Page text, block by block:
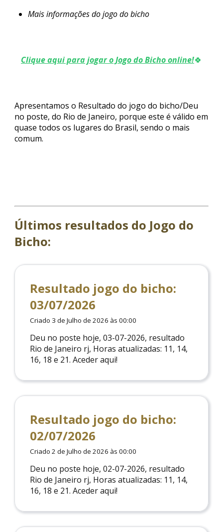
Mais informações do jogo do bicho
Clique aqui para jogar o Jogo do Bicho online!🍀
Apresentamos o Resultado do jogo do bicho/Deu
no poste, do Rio de Janeiro, porque este é válido em
quase todos os lugares do Brasil, sendo o mais
comum.
Últimos resultados do Jogo do
Bicho:
Resultado jogo do bicho:
03/07/2026
Criado 3 de Julho de 2026 às 00:00
Deu no poste hoje, 03-07-2026, resultado
Rio de Janeiro rj, Horas atualizadas: 11, 14,
16, 18 e 21. Aceder aqui!
Resultado jogo do bicho:
02/07/2026
Criado 2 de Julho de 2026 às 00:00
Deu no poste hoje, 02-07-2026, resultado
Rio de Janeiro rj, Horas atualizadas: 11, 14,
16, 18 e 21. Aceder aqui!